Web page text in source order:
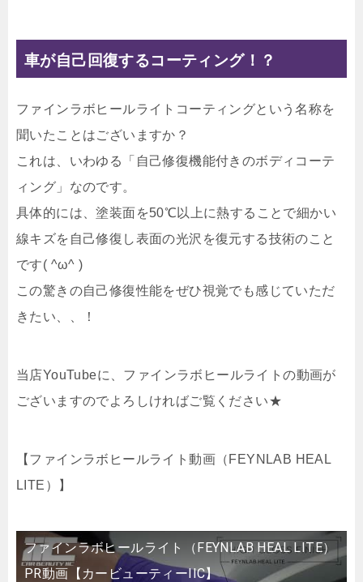
車が自己回復するコーティング！？
ファインラボヒールライトコーティングという名称を
聞いたことはございますか？
これは、いわゆる「自己修復機能付きのボディコーテ
ィング」なのです。
具体的には、塗装面を50℃以上に熱することで細かい
線キズを自己修復し表面の光沢を復元する技術のこと
です( ^ω^ )
この驚きの自己修復性能をぜひ視覚でも感じていただ
きたい、、！
当店YouTubeに、ファインラボヒールライトの動画が
ございますのでよろしければご覧ください★
【ファインラボヒールライト動画 （FEYNLAB HEAL
LITE）
】
ファインラボヒールライト（FEYNLAB HEAL LITE）
PR動画【カービューティーIIC】